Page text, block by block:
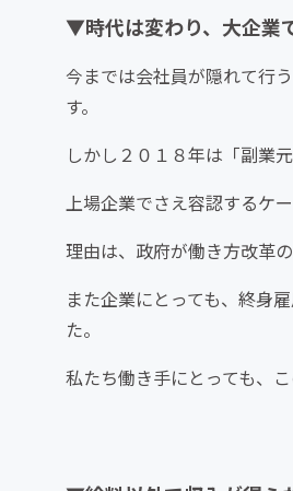
▼時代は変わり、大企業
今までは会社員が隠れて行
す。
しかし２０１８年は「副業
上場企業でさえ容認するケ
理由は、政府が働き方改革
また企業にとっても、終身
た。
私たち働き手にとっても、